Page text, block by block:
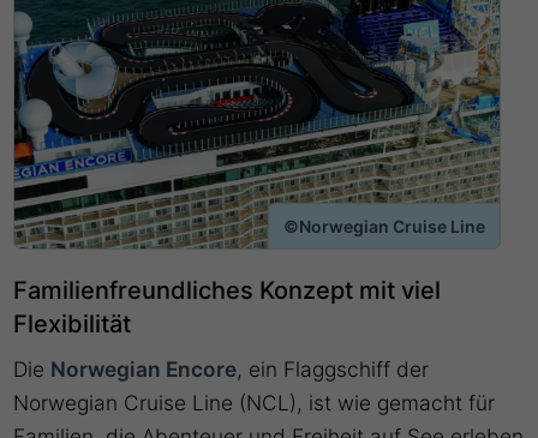
©Norwegian Cruise Line
Familienfreundliches Konzept mit viel
Flexibilität
Die Norwegian Encore, ein Flaggschiff der
Norwegian Cruise Line (NCL), ist wie gemacht für